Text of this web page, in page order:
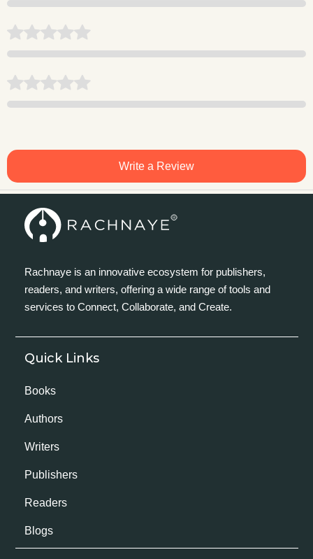
Write a Review
Rachnaye is an innovative ecosystem for publishers,
readers, and writers, offering a wide range of tools and
services to Connect, Collaborate, and Create.
Quick Links
Books
Authors
Writers
Publishers
Readers
Blogs